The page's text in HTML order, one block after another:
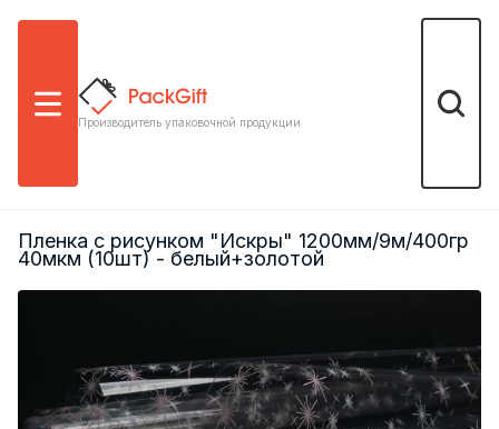
Меню
Производитель упаковочной продукции
Поиск
Пленка с рисунком "Искры" 1200мм/9м/400гр
40мкм (10шт) - белый+золотой